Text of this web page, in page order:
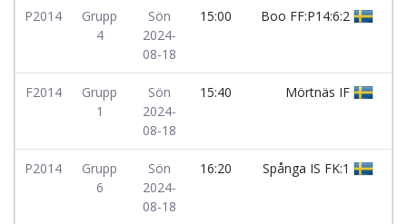
P2014
Grupp
4
Sön
2024-
08-18
15:00 Boo FF:P14:6:2
F2014
Grupp
1
Sön
2024-
08-18
15:40 Mörtnäs IF
P2014
Grupp
6
Sön
2024-
08-18
16:20 Spånga IS FK:1